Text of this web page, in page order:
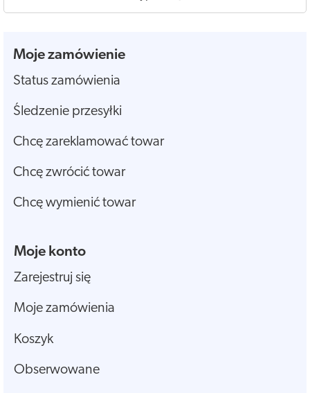
Moje zamówienie
Status zamówienia
Śledzenie przesyłki
Chcę zareklamować towar
Chcę zwrócić towar
Chcę wymienić towar
Moje konto
Zarejestruj się
Moje zamówienia
Koszyk
Obserwowane